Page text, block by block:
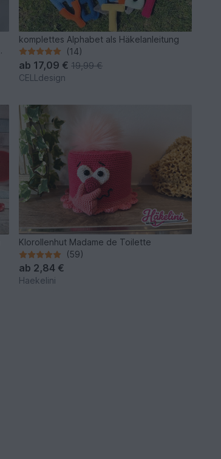
komplettes Alphabet als Häkelanleitung
(14)
ab 17,09 €19,99 €
CELLdesign
Klorollenhut Madame de Toilette
(59)
ab 2,84 €
Haekelini